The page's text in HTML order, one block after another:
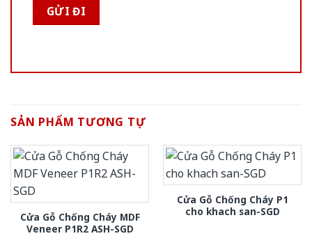
SẢN PHẨM TƯƠNG TỰ
Cửa Gỗ Chống Cháy MDF
Veneer P1R2 ASH-SGD
Cửa Gỗ Chống Cháy P1
cho khach san-SGD